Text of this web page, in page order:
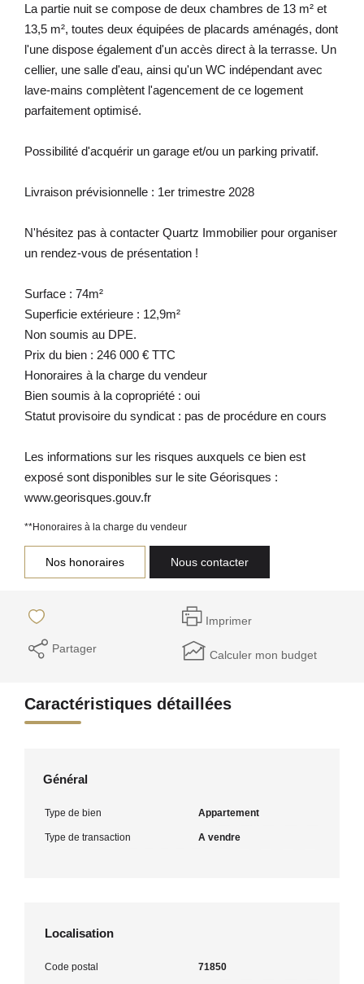
La partie nuit se compose de deux chambres de 13 m² et
13,5 m², toutes deux équipées de placards aménagés, dont
l'une dispose également d'un accès direct à la terrasse. Un
cellier, une salle d'eau, ainsi qu'un WC indépendant avec
lave-mains complètent l'agencement de ce logement
parfaitement optimisé.
Possibilité d'acquérir un garage et/ou un parking privatif.
Livraison prévisionnelle : 1er trimestre 2028
N'hésitez pas à contacter Quartz Immobilier pour organiser
un rendez-vous de présentation !
Surface : 74m²
Superficie extérieure : 12,9m²
Non soumis au DPE.
Prix du bien : 246 000 € TTC
Honoraires à la charge du vendeur
Bien soumis à la copropriété : oui
Statut provisoire du syndicat : pas de procédure en cours
Les informations sur les risques auxquels ce bien est
exposé sont disponibles sur le site Géorisques :
www.georisques.gouv.fr
**Honoraires à la charge du vendeur
Nos honoraires Nous contacter
Imprimer
Partager Calculer mon budget
Caractéristiques détaillées
Général
Type de bien Appartement
Type de transaction A vendre
Localisation
Code postal 71850